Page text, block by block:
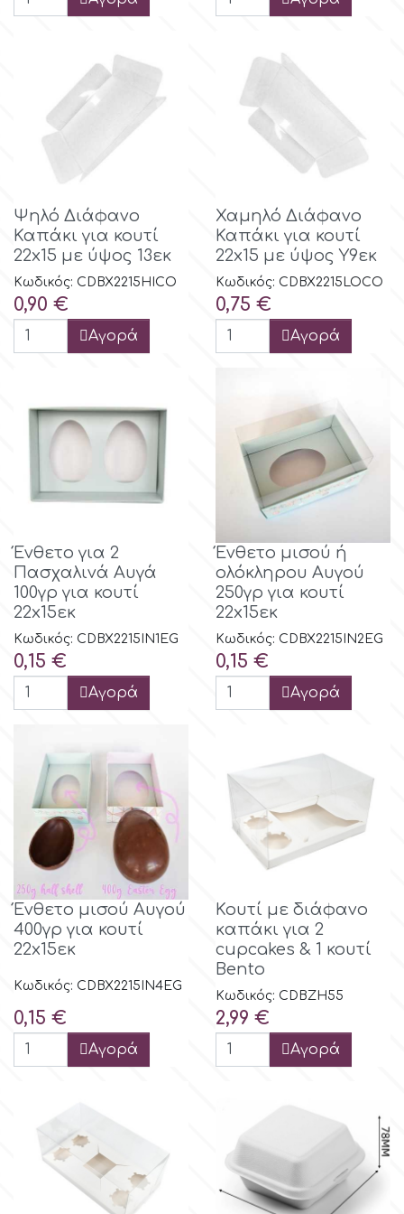
Αποφοίτηση
Έρημος - Μεξικάνικο Θέμα
Σέξυ
Τροπικό & Ζούγκλα
Ζωάκια
Γενέθλια
Γυναίκες & Κορίτσια
Διακοπές
Χριστούγεννα-Πρωτοχρονιά
Πάσχα
Παιδικά
Λουλούδια
Ανδρικά και Αγορίστικα Θέματα
Είδη Μνημοσύνου
Cutterham
Decora
DISQUS
Dr Oetker
FPC Sugarcraft
Fractal Colors
Hamilworth
Hellas Styro
k
KitBox
Ψηλό Διάφανο
Καπάκι για κουτί
22x15 με ύψος 13εκ
Κωδικός: CDBX2215HICO
Τιμή
0,90 €
Αγορά
Χαμηλό Διάφανο
Καπάκι για κουτί
22x15 με ύψος Υ9εκ
Κωδικός: CDBX2215LOCO
Τιμή
0,75 €
Αγορά
Ένθετο για 2
Πασχαλινά Αυγά
100γρ για κουτί
22x15εκ
Κωδικός: CDBX2215IN1EG
Τιμή
0,15 €
Αγορά
Ένθετο μισού ή
ολόκληρου Αυγού
250γρ για κουτί
22x15εκ
Κωδικός: CDBX2215IN2EG
Τιμή
0,15 €
Αγορά
Ένθετο μισού Αυγού
400γρ για κουτί
22x15εκ
Κωδικός: CDBX2215IN4EG
Τιμή
0,15 €
Αγορά
Κουτί με διάφανο
καπάκι για 2
cupcakes & 1 κουτί
Bento
Κωδικός: CDBZH55
Τιμή
2,99 €
Αγορά